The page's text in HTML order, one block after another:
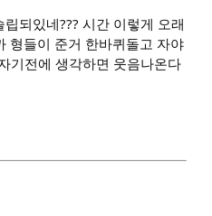
되있네??? 시간 이렇게 오래
형들이 준거 한바퀴돌고 자야
기전에 생각하면 웃음나온다